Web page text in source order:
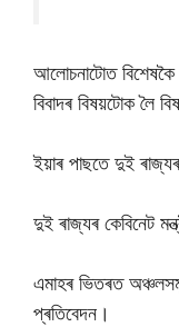
আলোচনাটোত
বিবাদৰ বিষয়টোক লৈ
ইয়াৰ পাছতে দুই
দুই ৰাজ্যৰ কেবিনেট
এমাহৰ ভিতৰত
প্ৰতিবেদন।